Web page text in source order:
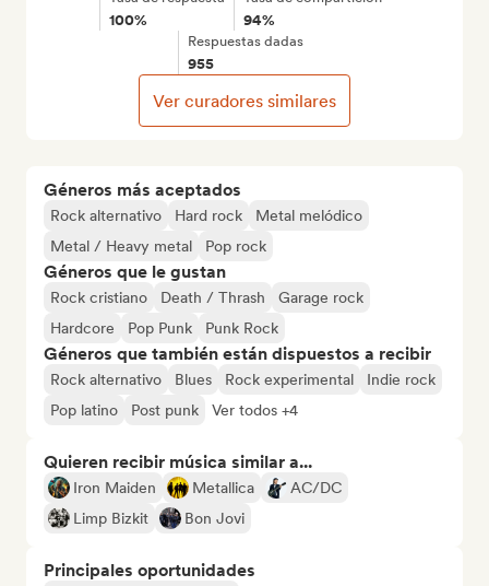
Géneros más aceptados
Rock alternativo Hard rock
Metal melódico
Metal / Heavy metal
Pop rock
Géneros que le gustan
Rock cristiano Death / Thrash
Garage rock
Hardcore
Pop Punk Punk Rock
Géneros que también están dispuestos a recibir
Rock alternativo Blues Rock experimental
Indie rock
Pop latino
Post punk Ver todos +4
Quieren recibir música similar a...
Iron Maiden Metallica
AC/DC
Limp Bizkit
Bon Jovi
Principales oportunidades
100% 94%
Respuestas dadas
955
Ver curadores similares